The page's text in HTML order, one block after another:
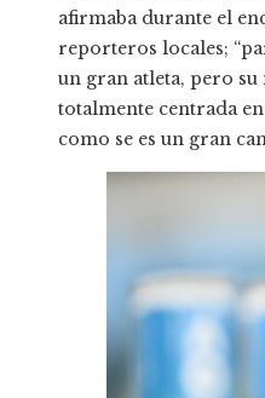
afirmaba durante el
reporteros locales;
un gran atleta, pero su
totalmente centrada en
como se es un gran